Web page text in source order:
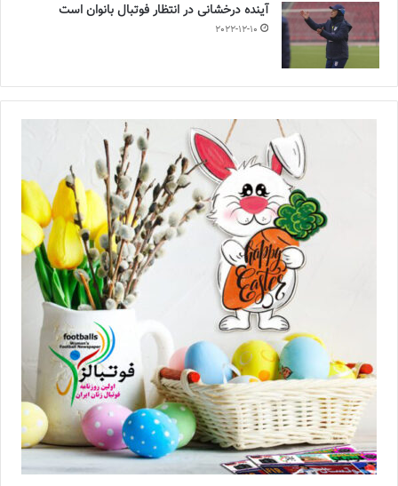
آینده درخشانی در انتظار فوتبال بانوان است
2022-12-10